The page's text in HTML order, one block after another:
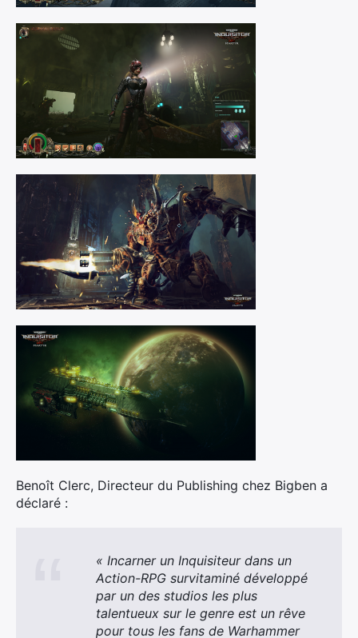
Benoît Clerc, Directeur du Publishing chez Bigben a
déclaré :
« Incarner un Inquisiteur dans un
Action-RPG survitaminé développé
par un des studios les plus
talentueux sur le genre est un rêve
pour tous les fans de Warhammer